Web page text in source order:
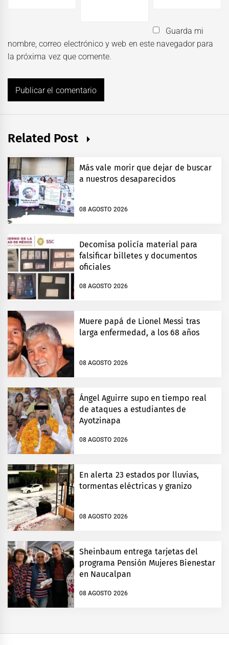
Guarda mi
nombre, correo electrónico y web en este navegador para
la próxima vez que comente.
Related Post
Más vale morir que dejar de buscar
a nuestros desaparecidos
08 AGOSTO 2026
Decomisa policía material para
falsificar billetes y documentos
oficiales
08 AGOSTO 2026
Muere papá de Lionel Messi tras
larga enfermedad, a los 68 años
08 AGOSTO 2026
Ángel Aguirre supo en tiempo real
de ataques a estudiantes de
Ayotzinapa
08 AGOSTO 2026
En alerta 23 estados por lluvias,
tormentas eléctricas y granizo
08 AGOSTO 2026
Sheinbaum entrega tarjetas del
programa Pensión Mujeres Bienestar
en Naucalpan
08 AGOSTO 2026